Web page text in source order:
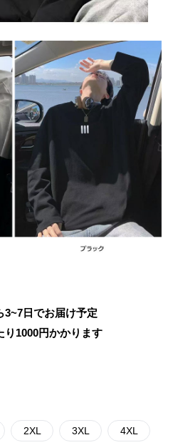
3~7日でお届け予定
り 1000円かかります
2XL 3XL 4XL